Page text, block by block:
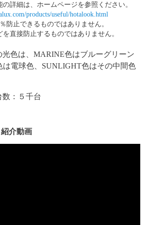
の詳細は、ホームページを参照ください。
products/useful/hotalook.html
防止できるものではありません。
直接防止するものではありません。
色は、MARINE色はブルーグリーン
電球色、SUNLIGHT色はその中間色
：５千台
介動画